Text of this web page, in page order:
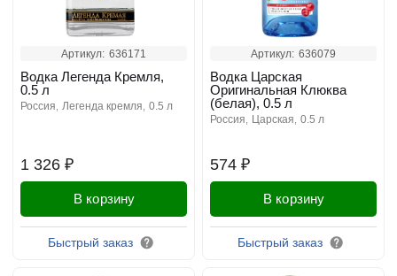
Артикул: 636171
1 326 ₽
Водка Легенда Кремля,
0.5 л
россия легенда кремля 0.5 л
В корзину
Быстрый заказ
Артикул: 636079
574 ₽
Водка Царская
Оригинальная Клюква
(белая), 0.5 л
россия царская 0.5 л
В корзину
Быстрый заказ